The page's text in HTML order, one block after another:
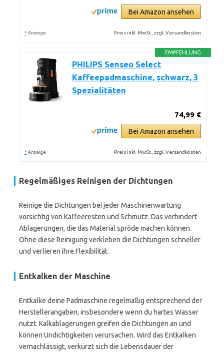
Bei Amazon ansehen
* Anzeige Preis inkl. MwSt., zzgl. Versandkosten
EMPFEHLUNG
PHILIPS Senseo Select
Kaffeepadmaschine, schwarz, 3
Spezialitäten
74,99 €
Bei Amazon ansehen
* Anzeige Preis inkl. MwSt., zzgl. Versandkosten
Regelmäßiges Reinigen der Dichtungen
Reinige die Dichtungen bei jeder Maschinenwartung
vorsichtig von Kaffeeresten und Schmutz. Das verhindert
Ablagerungen, die das Material spröde machen können.
Ohne diese Reinigung verkleben die Dichtungen schneller
und verlieren ihre Flexibilität.
Entkalken der Maschine
Entkalke deine Padmaschine regelmäßig entsprechend der
Herstellerangaben, insbesondere wenn du hartes Wasser
nutzt. Kalkablagerungen greifen die Dichtungen an und
können Undichtigkeiten verursachen. Wird das Entkalken
vernachlässigt, verkürzt sich die Lebensdauer der